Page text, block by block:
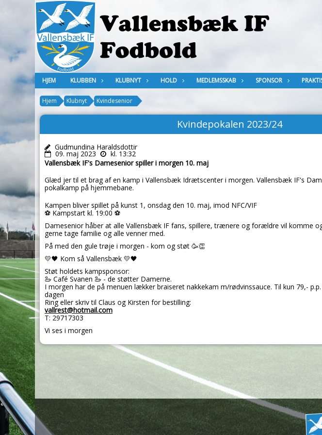
HJEM KLUBBEN KLUBNYT HOLD MEDLEMSSKAB SPONSOR
Hjem Klubnyt Kvindesenior
Kvindepokalen 2023/24
Gudmundina Haraldsdottir
09. maj 2023
kl. 13:32
Vallensbæk IF's Damesenior spiller i morgen 10. maj
Glæd jer til et brag af en kamp i Vallensbæk Idrætscenter i morgen. Vallensbæk IF's
pokalkamp på hjemmebane.
Kampen bliver spillet på kunst 1, onsdag den 10. maj, imod NFC/VIF
⚽ Kampstart kl. 19:00 ⚽
Damesenior håber at alle Vallensbæk IF fans, spillere, trænere og forældre vil komme
gerne tage familie og alle venner med.
På med den gule trøje i morgen - kom og støt 🥳👏
💛🖤 Kom så Vallensbæk 💛🖤
Støt holdets kampsponsor:
🦢 Café Svanen 🦢 - de støtter Damerne.
I morgen har de på menuen lækker braiseret nakkekam m/rødvinssauce. Til kun 79,-
dagen
Ring eller skriv til Claus og Kirsten for bestilling:
vallrest@hotmail.com
T: 29717303
Vi ses i morgen